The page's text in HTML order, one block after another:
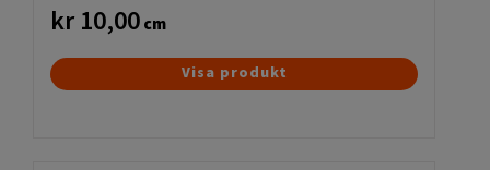
kr10,00cm
Den
här
Visa produkt